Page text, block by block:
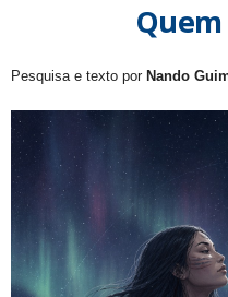
Quem
Pesquisa e texto por Nando